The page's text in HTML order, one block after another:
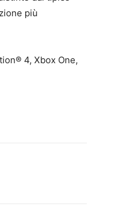
più
4, Xbox One,